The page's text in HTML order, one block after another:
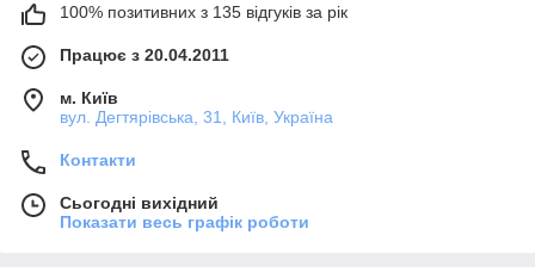
100% позитивних з 135 відгуків за рік
Працює з 20.04.2011
м. Київ
вул. Дегтярівська, 31, Київ, Україна
Контакти
Сьогодні вихідний
Показати весь графік роботи